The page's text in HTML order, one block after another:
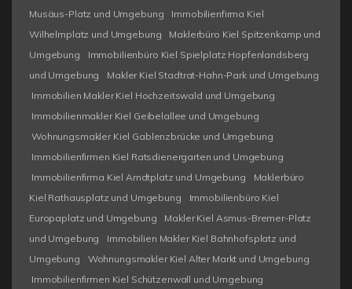
Musäus-Platz und Umgebung
Immobilienfirma Kiel
Wilhelmplatz und Umgebung
Maklerbüro Kiel Spitzenkamp und
Umgebung
Immobilienbüro Kiel Spielplatz Hopfenlandsberg
und Umgebung
Makler Kiel Stadtrat-Hahn-Park und Umgebung
Immobilien Makler Kiel Hochzeitswald und Umgebung
Immobilienmakler Kiel Geibelallee und Umgebung
Wohnungsmakler Kiel Gablenzbrücke und Umgebung
Immobilienfirmen Kiel Ratsdienergarten und Umgebung
Immobilienfirma Kiel Arndtplatz und Umgebung
Maklerbüro
Kiel Rathausplatz und Umgebung
Immobilienbüro Kiel
Europaplatz und Umgebung
Makler Kiel Asmus-Bremer-Platz
und Umgebung
Immobilien Makler Kiel Bahnhofsplatz und
Umgebung
Wohnungsmakler Kiel Alter Markt und Umgebung
Immobilienfirmen Kiel Schützenwall und Umgebung